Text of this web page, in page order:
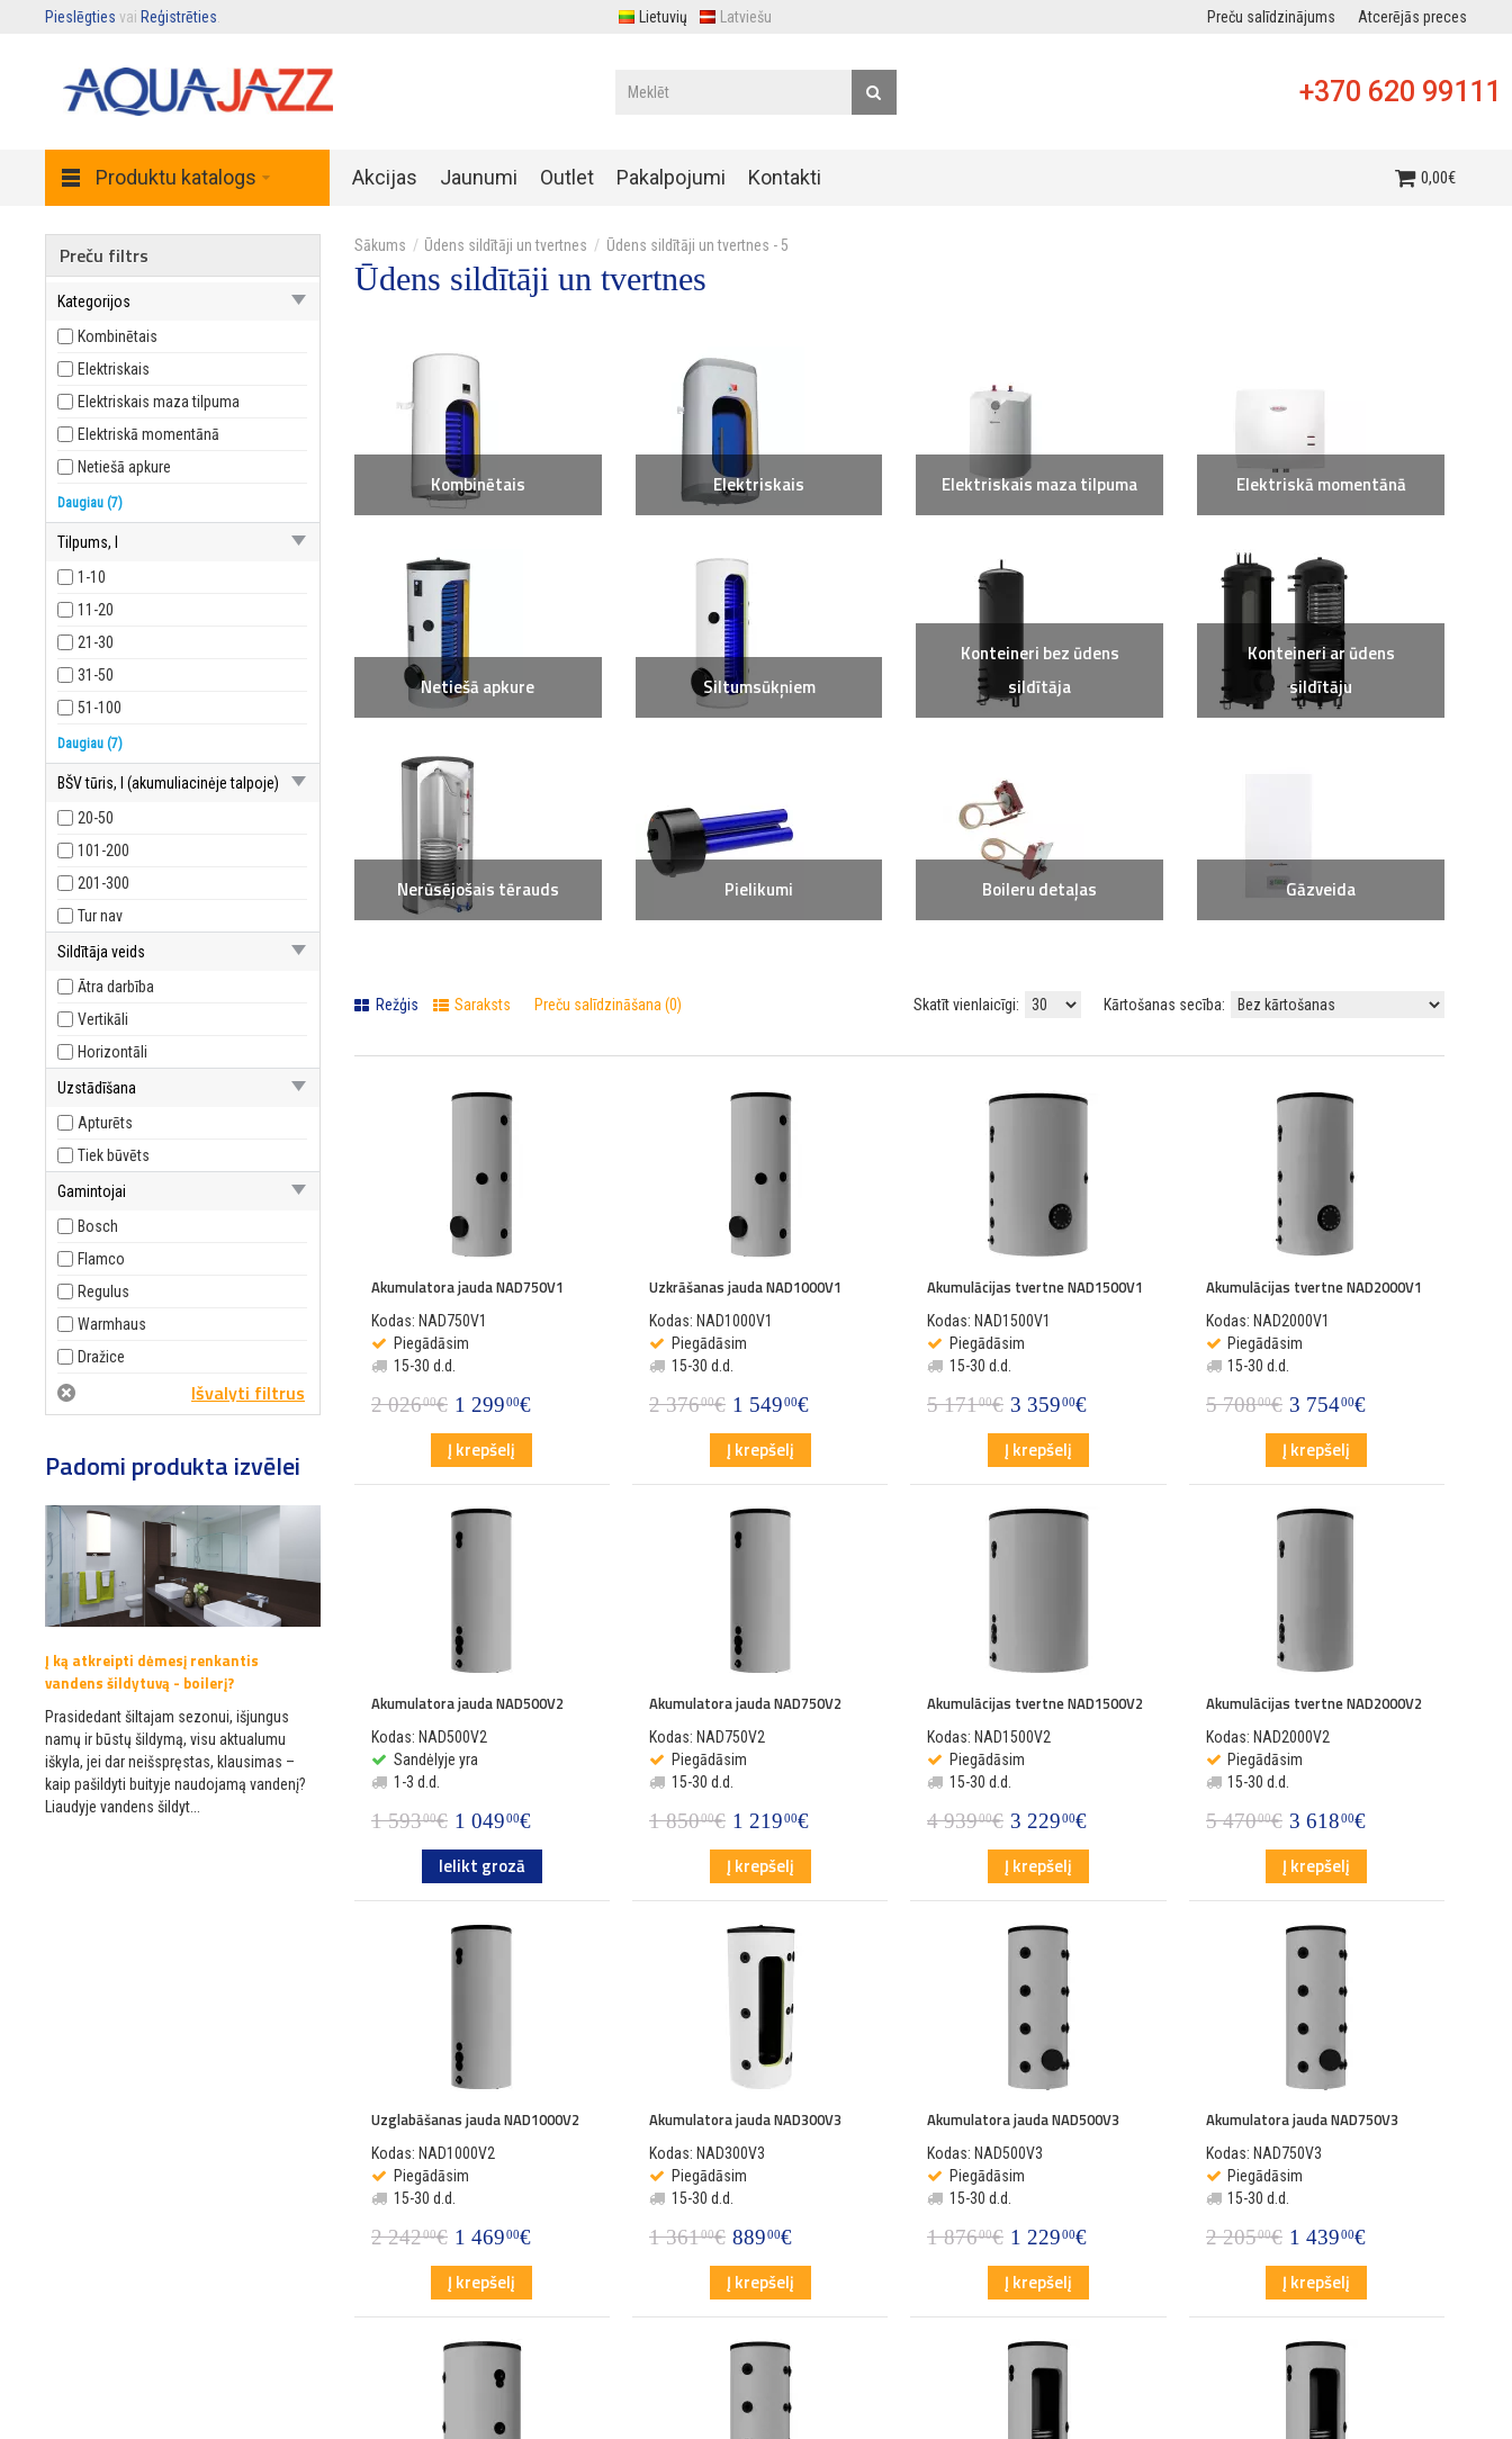
Pieslēgties vai Reģistrēties Lietuvių Latviešu Preču salīdzinājums Atcerējās preces
+370 620 99111
Produktu katalogs Akcijas Jaunumi Outlet Pakalpojumi Kontakti 0,00€
Ūdens sildītāji un tvertnes Ūdens sildītāji un tvertnes - 5
Ūdens sildītāji un tvertnes
Kombinētais Elektriskais Elektriskais maza tilpuma Elektriskā momentānā
Netiešā apkure Siltumsūkņiem
Konteineri bez ūdens
sildītāja
Konteineri ar ūdens
sildītāju
Nerūsējošais tērauds Pielikumi Boileru detaļas Gāzveida
Režģis Saraksts Preču salīdzināšana (0) Skatīt vienlaicīgi: Kārtošanas secība:
Akumulatora jauda NAD750V1
Kodas: NAD750V1
Piegādāsim
15-30 d.d.
2 02600€ 1 29900€
Į krepšelį
Uzkrāšanas jauda NAD1000V1
Kodas: NAD1000V1
Piegādāsim
15-30 d.d.
2 37600€ 1 54900€
Į krepšelį
Akumulācijas tvertne NAD1500V1
Kodas: NAD1500V1
Piegādāsim
15-30 d.d.
5 17100€ 3 359 00€
Į krepšelį
Akumulācijas tvertne NAD2000V1
Kodas: NAD2000V1
Piegādāsim
15-30 d.d.
5 70800€ 3 75400€
Į krepšelį
Akumulatora jauda NAD500V2
Kodas: NAD500V2
Sandėlyje yra
1-3 d.d.
1 59300€ 1 04900€
Ielikt grozā
Akumulatora jauda NAD750V2
Kodas: NAD750V2
Piegādāsim
15-30 d.d.
1 85000€ 1 21900€
Į krepšelį
Akumulācijas tvertne NAD1500V2
Kodas: NAD1500V2
Piegādāsim
15-30 d.d.
4 93900€ 3 229 00€
Į krepšelį
Akumulācijas tvertne NAD2000V2
Kodas: NAD2000V2
Piegādāsim
15-30 d.d.
5 47000€ 3 61800€
Į krepšelį
Uzglabāšanas jauda NAD1000V2
Kodas: NAD1000V2
Piegādāsim
15-30 d.d.
2 24200€ 1 46900€
Į krepšelį
Akumulatora jauda NAD300V3
Kodas: NAD300V3
Piegādāsim
15-30 d.d.
1 36100€ 88900€
Į krepšelį
Akumulatora jauda NAD500V3
Kodas: NAD500V3
Piegādāsim
15-30 d.d.
1 87600€ 1 229 00€
Į krepšelį
Akumulatora jauda NAD750V3
Kodas: NAD750V3
Piegādāsim
15-30 d.d.
2 20500€ 1 43900€
Į krepšelį
Preču filtrs
Kategorijos
Kombinētais
Elektriskais
Elektriskais maza tilpuma
Elektriskā momentānā
Netiešā apkure
Siltumsūkņiem
Konteineri bez ūdens sildītāja
Daugiau (7)
Tilpums, l
1-10
11-20
21-30
31-50
51-100
101-160
161-200
1501-2007
Daugiau (7)
BŠV tūris, l (akumuliacinėje talpoje)
20-50
101-200
201-300
Tur nav
Sildītāja veids
Ātra darbība
Vertikāli
Horizontāli
Uzstādīšana
Apturēts
Tiek būvēts
Gamintojai
Bosch
Flamco
Regulus
Warmhaus
Dražice
Padomi produkta izvēlei
Į ką atkreipti dėmesį renkantis
vandens šildytuvą - boilerį?
Prasidedant šiltajam sezonui, išjungus
namų ir būstų šildymą, visu aktualumu
iškyla, jei dar neišspręstas, klausimas –
kaip pašildyti buityje naudojamą vandenį?
Liaudyje vandens šildyt...